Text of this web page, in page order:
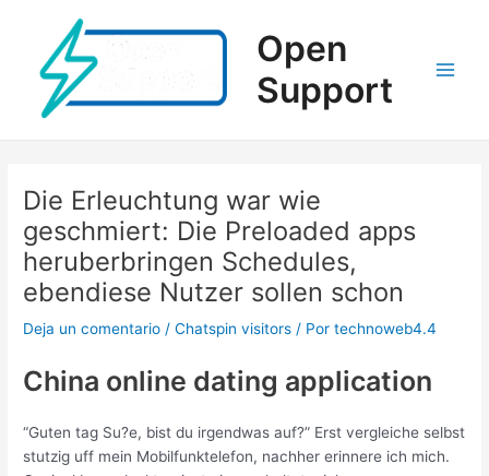
contenido
Open
Support
Die Erleuchtung war wie
geschmiert: Die Preloaded apps
heruberbringen Schedules,
ebendiese Nutzer sollen schon
Deja un comentario /Chatspin visitors / Portechnoweb4.4
China online dating application
“Guten tag Su?e, bist du irgendwas auf?” Erst vergleiche selbst
stutzig uff mein Mobilfunktelefon, nachher erinnere ich mich.